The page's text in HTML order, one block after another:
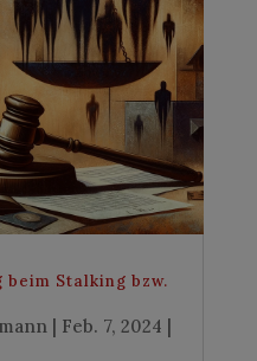
Stalking bzw.
| Feb. 7, 2024 |